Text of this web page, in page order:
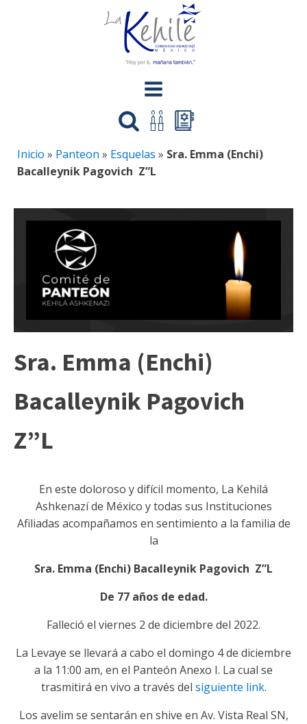
Inicio » Panteon » Esquelas » Sra. Emma (Enchi)
Bacalleynik Pagovich Z”L
Sra. Emma (Enchi)
Bacalleynik Pagovich
Z”L
En este doloroso y difícil momento, La Kehilá
Ashkenazí de México y todas sus Instituciones
Afiliadas acompañamos en sentimiento a la familia de
la
Sra. Emma (Enchi) Bacalleynik Pagovich Z”L
De 77 años de edad.
Falleció el viernes 2 de diciembre del 2022.
La Levaye se llevará a cabo el domingo 4 de diciembre
a la 11:00 am, en el Panteón Anexo I. La cual se
trasmitirá en vivo a través del siguiente link.
Los avelim se sentarán en shive en Av. Vista Real SN,